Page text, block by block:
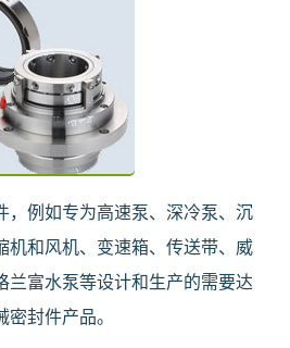
，例如专为高速泵、深冷泵、沉
机和风机、变速箱、传送带、威
兰富水泵等设计和生产的需要达
封件产品。